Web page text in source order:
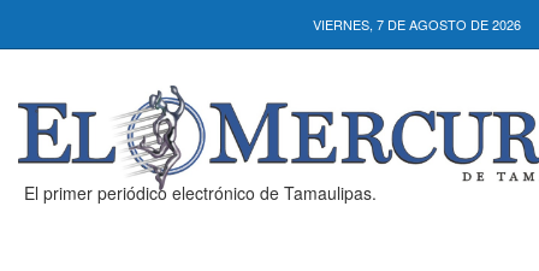
VIERNES, 7 DE AGOSTO DE 2026
El primer periódico electrónico de Tamaulipas.